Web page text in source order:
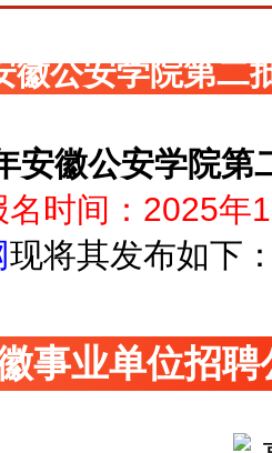
徽公安学院第二
安徽公安学院第
名时间：2025
现将其发布如下
事业单位招聘